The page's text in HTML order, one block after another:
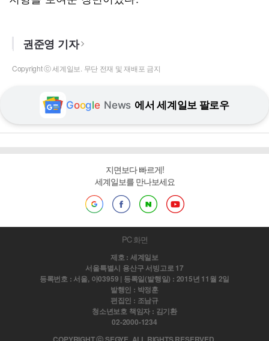
권준영 기자
Copyright ⓒ 세계일보. 무단 전재 및 재배포 금지
Google News 에서 세계일보 팔로우
지면보다 빠르게!
세계일보를 만나보세요
PC 화면
제호 : 세계일보
서울특별시 용산구 서빙고로 17
등록번호 : 서울, 아03959 | 등록일(발행일) : 2015년 11월 2일
발행인 : 박정훈
편집인 : 조남규
청소년보호 책임자 : 김기환
02-2000-1234